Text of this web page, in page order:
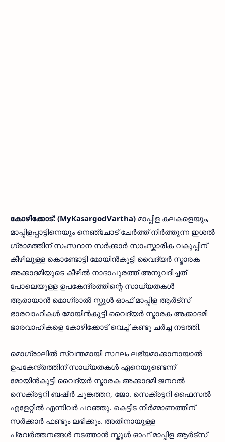
കോഴിക്കോട്: (MyKasargodVartha) മാപ്പിള കലകളെയും,
മാപ്പിളപ്പാട്ടിനെയും നെഞ്ചോട് ചേർത്ത് നിർത്തുന്ന ഇശൽ
ഗ്രാമത്തിന് സംസ്ഥാന സർക്കാർ സാംസ്കാരിക വകുപ്പിന്
കീഴിലുള്ള കൊണ്ടോട്ടി മോയിൻകുട്ടി വൈദ്യർ സ്മാരക
അക്കാദമിയുടെ കീഴിൽ നാദാപുരത്ത് അനുവദിച്ചത്
പോലെയുള്ള ഉപകേന്ദ്രത്തിന്റെ സാധ്യതകൾ
ആരായാൻ മൊഗ്രാൽ സ്കൂൾ ഓഫ് മാപ്പിള ആർട്സ്
ഭാരവാഹികൾ മോയിൻകുട്ടി വൈദ്യർ സ്മാരക അക്കാദമി
ഭാരവാഹികളെ കോഴിക്കോട് വെച്ച് കണ്ടു ചർച്ച നടത്തി.
മൊഗ്രാലിൽ സ്വന്തമായി സ്ഥലം ലഭ്യമാക്കാനായാൽ
ഉപകേന്ദ്രത്തിന് സാധ്യതകൾ ഏറെയുണ്ടെന്ന്
മോയിൻകുട്ടി വൈദ്യർ സ്മാരക അക്കാദമി ജനറൽ
സെക്രട്ടറി ബഷീർ ചുങ്കത്തറ, ജോ. സെക്രട്ടറി ഫൈസൽ
എളേറ്റിൽ എന്നിവർ പറഞ്ഞു. കെട്ടിട നിർമ്മാണത്തിന്
സർക്കാർ ഫണ്ടും ലഭിക്കും. അതിനായുള്ള
പ്രവർത്തനങ്ങൾ നടത്താൻ സ്കൂൾ ഓഫ് മാപ്പിള ആർട്സ്